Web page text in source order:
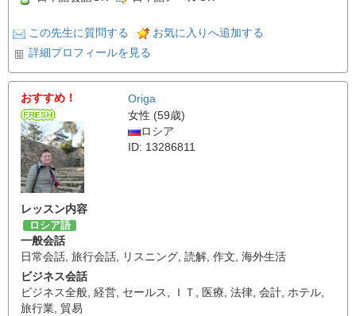
この先生に質問する
お気に入りへ追加する
詳細プロフィールを見る
おすすめ！
Origa
女性 (59歳)
ロシア
ID: 13286811
レッスン内容
ロシア語
一般会話
日常会話 旅行会話 リスニング 読解 作文 海外生活
ビジネス会話
ビジネス全般 経営 セールス ＩＴ 医療 法律 会計 ホテル
旅行業 貿易